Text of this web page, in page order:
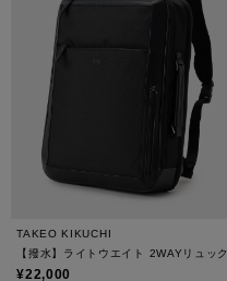
TAKEO KIKUCHI
【撥水】ライトウエイト 2WAYリュック
¥22,000